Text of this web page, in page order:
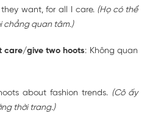
want, for all I care. (Họ có thể
chẳng quan tâm.)
care/give two hoots: Không quan
about fashion trends. (Cô ấy
thời trang.)